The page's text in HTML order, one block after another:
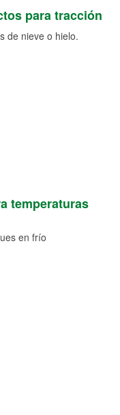
para tracción
de nieve o hielo.
temperaturas
en frío